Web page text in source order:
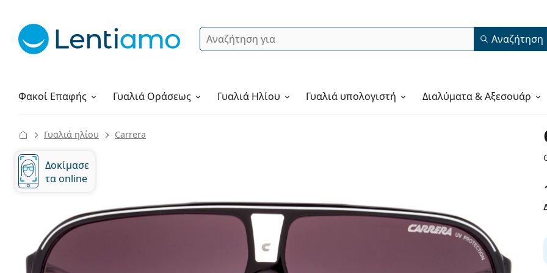
Αναζήτηση Αναζήτηση
Φακοί Επαφής
Υγρά φακών ΓυαλιάΟράσεως Γυαλιά Ηλίου Γυαλιά υπολογιστή Διαλύματα & Αξεσουάρ
Πώς να παραγγείλετε
Γυαλιά ηλίου Carrera
Δοκίμασε
τα online